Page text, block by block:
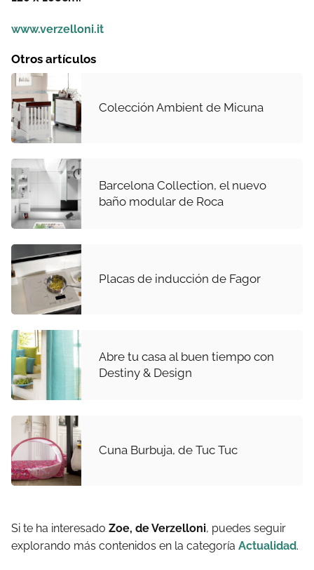
www.verzelloni.it
Otros artículos
Colección Ambient de Micuna
Barcelona Collection, el nuevo
baño modular de Roca
Placas de inducción de Fagor
Abre tu casa al buen tiempo con
Destiny & Design
Cuna Burbuja, de Tuc Tuc
Si te ha interesado Zoe, de Verzelloni, puedes seguir
explorando más contenidos en la categoría Actualidad.